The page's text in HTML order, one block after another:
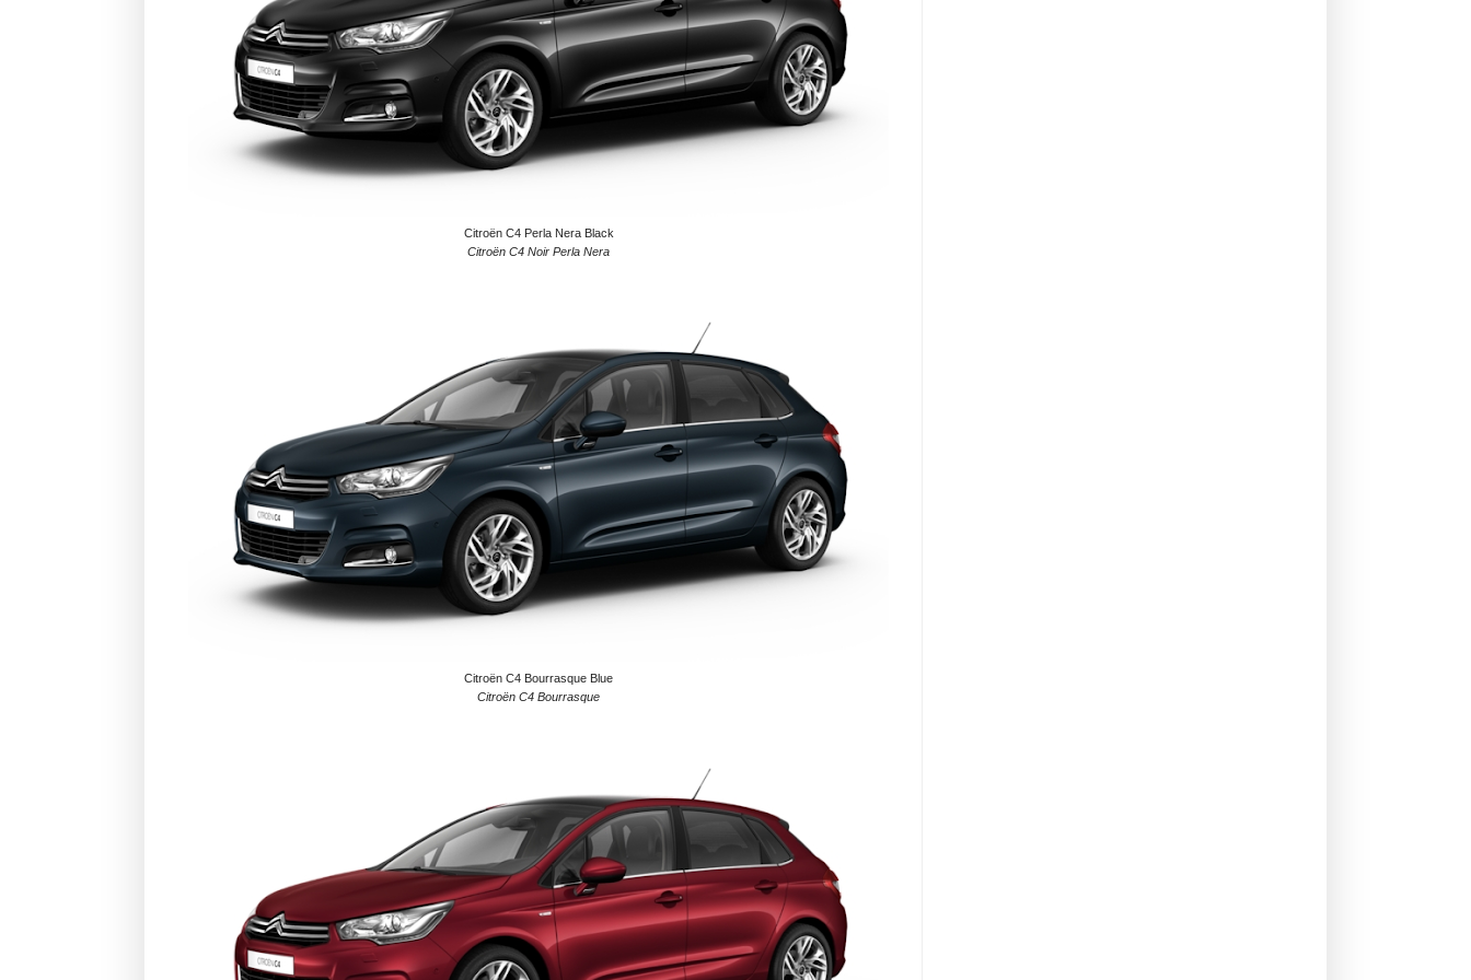
Citroën C4 Perla Nera Black
Citroën C4 Noir Perla Nera
Citroën C4 Bourrasque Blue
Citroën C4 Bourrasque